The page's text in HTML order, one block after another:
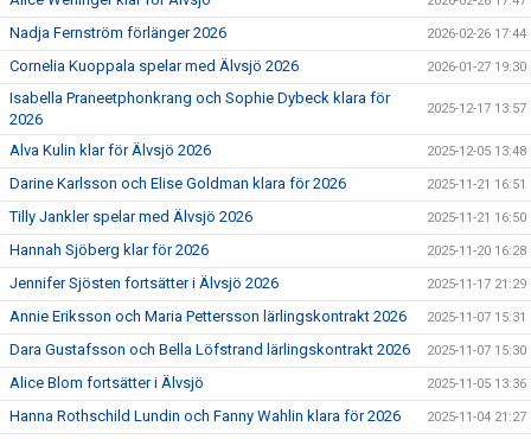
Nadja Fernström förlänger 2026 2026-02-26 17:44
Cornelia Kuoppala spelar med Älvsjö 2026 2026-01-27 19:30
Isabella Praneetphonkrang och Sophie Dybeck klara för
2026
2025-12-17 13:57
Alva Kulin klar för Älvsjö 2026 2025-12-05 13:48
Darine Karlsson och Elise Goldman klara för 2026 2025-11-21 16:51
Tilly Jankler spelar med Älvsjö 2026 2025-11-21 16:50
Hannah Sjöberg klar för 2026 2025-11-20 16:28
Jennifer Sjösten fortsätter i Älvsjö 2026 2025-11-17 21:29
Annie Eriksson och Maria Pettersson lärlingskontrakt 2026 2025-11-07 15:31
Dara Gustafsson och Bella Löfstrand lärlingskontrakt 2026 2025-11-07 15:30
Alice Blom fortsätter i Älvsjö 2025-11-05 13:36
Hanna Rothschild Lundin och Fanny Wahlin klara för 2026 2025-11-04 21:27